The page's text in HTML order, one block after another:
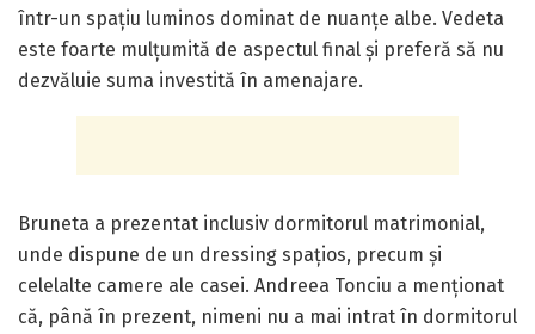
într-un spațiu luminos dominat de nuanțe albe. Vedeta
este foarte mulțumită de aspectul final și preferă să nu
dezvăluie suma investită în amenajare.
Bruneta a prezentat inclusiv dormitorul matrimonial,
unde dispune de un dressing spațios, precum și
celelalte camere ale casei. Andreea Tonciu a menționat
că, până în prezent, nimeni nu a mai intrat în dormitorul